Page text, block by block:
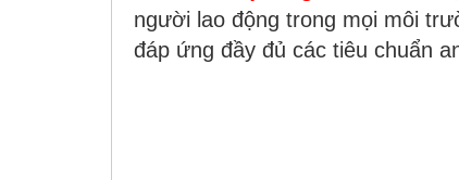
người lao động trong mọi môi
đáp ứng đầy đủ các tiêu chuẩn